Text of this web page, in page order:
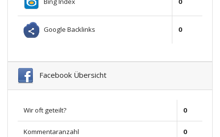
Google Backlinks 0
Facebook Übersicht
Wir oft geteilt? 0
Kommentaranzahl 0